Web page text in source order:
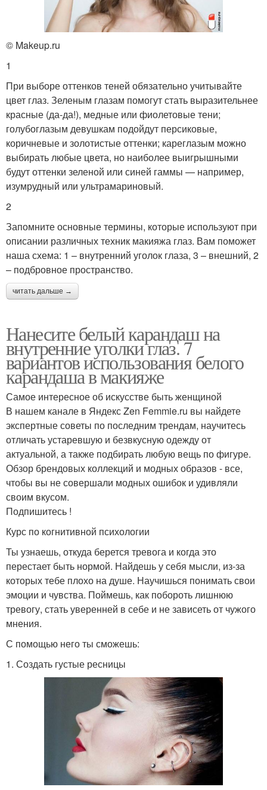
© Makeup.ru
1
При выборе оттенков теней обязательно учитывайте
цвет глаз. Зеленым глазам помогут стать выразительнее
красные (да-да!), медные или фиолетовые тени;
голубоглазым девушкам подойдут персиковые,
коричневые и золотистые оттенки; кареглазым можно
выбирать любые цвета, но наиболее выигрышными
будут оттенки зеленой или синей гаммы — например,
изумрудный или ультрамариновый.
2
Запомните основные термины, которые используют при
описании различных техник макияжа глаз. Вам поможет
наша схема: 1 – внутренний уголок глаза, 3 – внешний, 2
– подбровное пространство.
читать дальше →
Нанесите белый карандаш на
внутренние уголки глаз. 7
вариантов использования белого
карандаша в макияже
Самое интересное об искусстве быть женщиной
В нашем канале в Яндекс Zen Femmie.ru вы найдете
экспертные советы по последним трендам, научитесь
отличать устаревшую и безвкусную одежду от
актуальной, а также подбирать любую вещь по фигуре.
Обзор брендовых коллекций и модных образов - все,
чтобы вы не совершали модных ошибок и удивляли
своим вкусом.
Подпишитесь !
Курс по когнитивной психологии
Ты узнаешь, откуда берется тревога и когда это
перестает быть нормой. Найдешь у себя мысли, из-за
которых тебе плохо на душе. Научишься понимать свои
эмоции и чувства. Поймешь, как побороть лишнюю
тревогу, стать уверенней в себе и не зависеть от чужого
мнения.
С помощью него ты сможешь:
1. Создать густые ресницы